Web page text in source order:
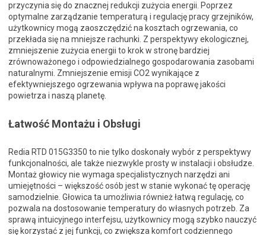
przyczynia się do znacznej redukcji zużycia energii. Poprzez
optymalne zarządzanie temperaturą i regulację pracy grzejników,
użytkownicy mogą zaoszczędzić na kosztach ogrzewania, co
przekłada się na mniejsze rachunki. Z perspektywy ekologicznej,
zmniejszenie zużycia energii to krok w stronę bardziej
zrównoważonego i odpowiedzialnego gospodarowania zasobami
naturalnymi. Zmniejszenie emisji CO2 wynikające z
efektywniejszego ogrzewania wpływa na poprawę jakości
powietrza i naszą planetę.
Łatwość Montażu i Obsługi
Redia RTD 015G3350 to nie tylko doskonały wybór z perspektywy
funkcjonalności, ale także niezwykle prosty w instalacji i obsłudze.
Montaż głowicy nie wymaga specjalistycznych narzędzi ani
umiejętności – większość osób jest w stanie wykonać tę operację
samodzielnie. Głowica ta umożliwia również łatwą regulację, co
pozwala na dostosowanie temperatury do własnych potrzeb. Za
sprawą intuicyjnego interfejsu, użytkownicy mogą szybko nauczyć
się korzystać z jej funkcji, co zwiększa komfort codziennego